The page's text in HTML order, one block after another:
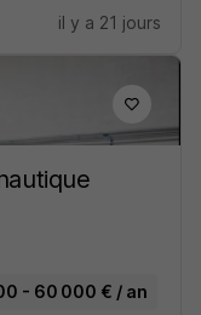
il y a 21 jours
- 60 000 € / an